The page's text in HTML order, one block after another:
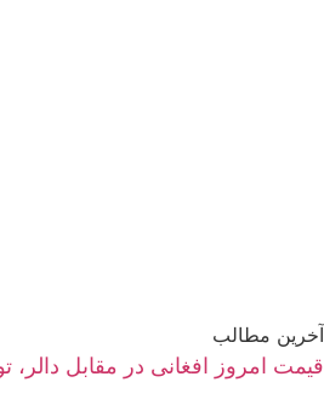
آخرین مطالب
قیمت امروز افغانی در مقابل دالر، تومان، یورو و کلدار